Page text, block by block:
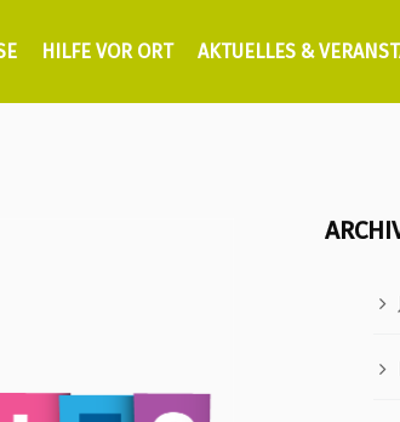
HILFE VOR ORT AKTUELLES &